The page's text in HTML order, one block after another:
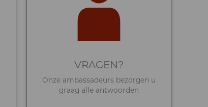
VRAGEN?
Onze ambassadeurs bezorgen u
graag alle antwoorden